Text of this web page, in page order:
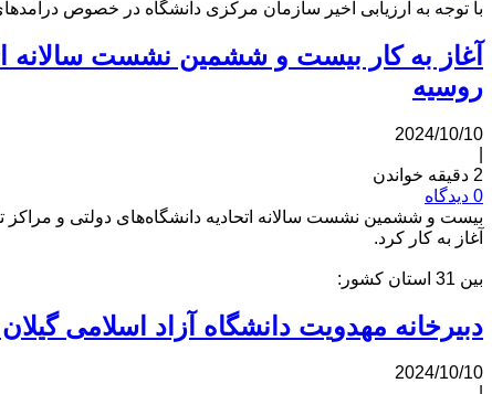
با توجه به ارزیابی اخیر سازمان مرکزی دانشگاه در خصوص
آغاز به کار بیست و ششمین نشست سالانه
روسیه
2024/10/10
2 دقیقه خواندن
0 دیدگاه
بیست و ششمین نشست سالانه اتحادیه دانشگاه‌های دولتی و مراکز
آغاز به کار کرد.
بین 31 استان کشور:
دبیرخانه مهدویت دانشگاه آزاد اسلامی
2024/10/10